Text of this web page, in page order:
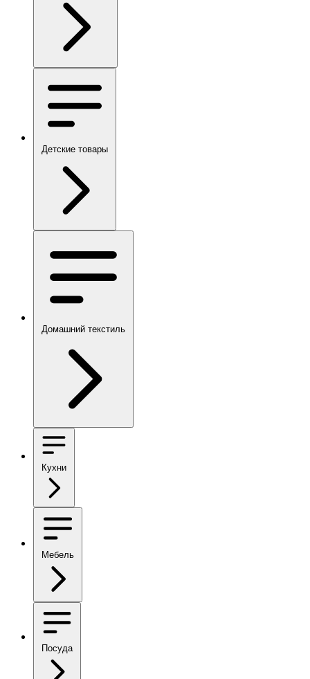
Детские товары
Домашний текстиль
Кухни
Мебель
Посуда